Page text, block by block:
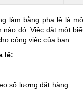
làm bằng pha lê là
đó. Việc đặt một
công việc của bạn.
lê:
số lượng đặt hàng.